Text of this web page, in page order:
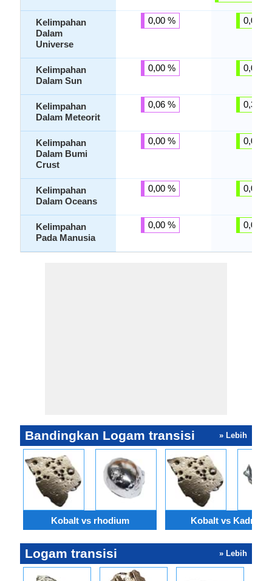
Kelimpahan
Dalam
Universe
Kelimpahan
Dalam Sun
Kelimpahan
Dalam Meteorit
Kelimpahan
Dalam Bumi
Crust
Kelimpahan
Dalam Oceans
Kelimpahan
Pada Manusia
0,00 %
0,00 %
0,06 %
0,00 %
0,00 %
0,00 %
0,00 %
0,00 %
0,30 %
0,01 %
0,00 %
0,00 %
Bandingkan Logam transisi » Lebih
Kobalt vs rhodium Kobalt vs
Logam transisi » Lebih